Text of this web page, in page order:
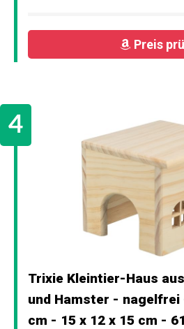
Preis
Trixie Kleintier-Haus
und Hamster - nagelfrei
cm - 15 x 12 x 15 cm -